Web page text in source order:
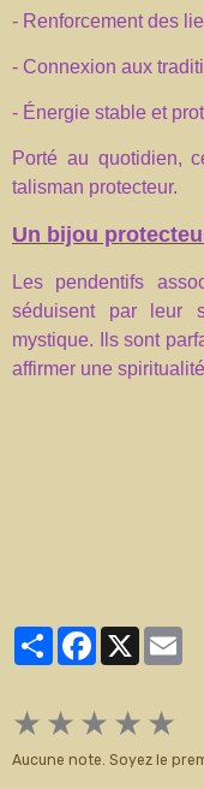
- Renforcement des
- Connexion aux
- Énergie stable et
Porté au quotidien,
talisman protecteur.
Un bijou
Les pendentifs
séduisent par leur
mystique. Ils sont
affirmer une
PartagerFacebook
★ ★ ★ ★ ★
Aucune note. Soyez le